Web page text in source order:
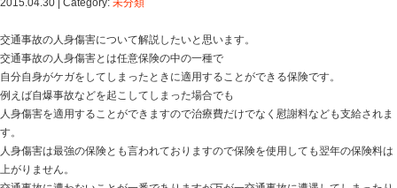
そのためには交通事故に強い医療機関でなければ適切な
仮に事故後発生したものであっても、患者様自身が保険
ぼ１００％通らないでしょう。
もし、交通事故後にヘルニア等で痛みやしびれでお悩み
本県菊池市の平井整骨院へご相談ください。
正しい主張をしても認められないのが交通事故。
だから専門家に任せるべきです。